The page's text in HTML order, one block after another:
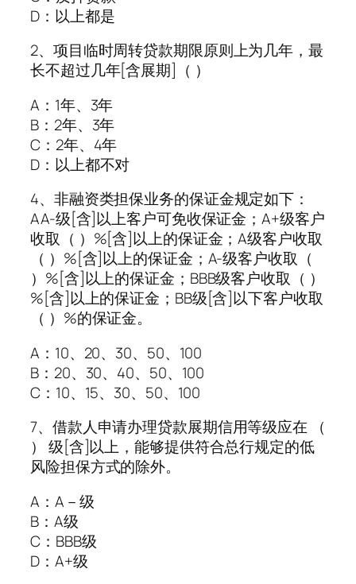
D：以上都是
2、项目临时周转贷款期限原则上为几年，最
长不超过几年[含展期]（ ）
A：1年、3年
B：2年、3年
C：2年、4年
D：以上都不对
4、非融资类担保业务的保证金规定如下：
AA-级[含]以上客户可免收保证金；A+级客户
收取（ ）%[含]以上的保证金；A级客户收取
（ ）%[含]以上的保证金；A-级客户收取（
）%[含]以上的保证金；BBB级客户收取（ ）
%[含]以上的保证金；BB级[含]以下客户收取
（ ）%的保证金。
A：10、20、30、50、100
B：20、30、40、50、100
C：10、15、30、50、100
7、借款人申请办理贷款展期信用等级应在 （
） 级[含]以上，能够提供符合总行规定的低
风险担保方式的除外。
A：A－级
B：A级
C：BBB级
D：A+级